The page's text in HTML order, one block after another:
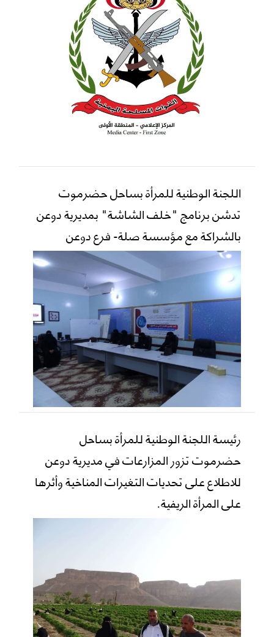
اللجنة الوطنية للمرأة بساحل حضرموت
تدشن برنامج "خلف الشاشة" بمديرية دوعن
بالشراكة مع مؤسسة صلة- فرع دوعن
رئيسة اللجنة الوطنية للمرأة بساحل
حضرموت تزور المزارعات في مديرية دوعن
للاطلاع على تحديات التغيرات المناخية وأثرها
على المرأة الريفية.